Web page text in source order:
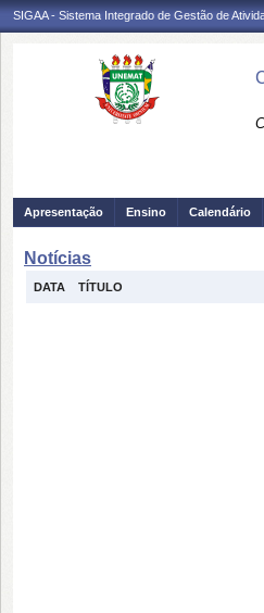
SIGAA - Sistema Integrado de Gestão de
Apresentação Ensino Calendário
Notícias
DATA TÍTULO